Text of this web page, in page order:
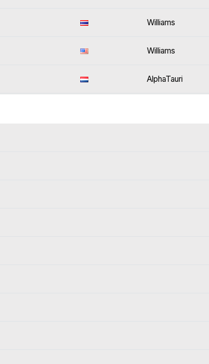
Williams
Williams
AlphaTauri